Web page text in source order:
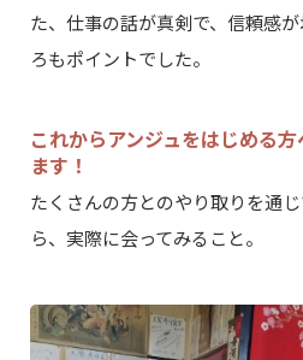
た、仕事の話が真剣で、信頼感
ろもポイントでした。
これからアンジュをはじめる
ます！
たくさんの方とのやり取りを通
ら、実際に会ってみること。